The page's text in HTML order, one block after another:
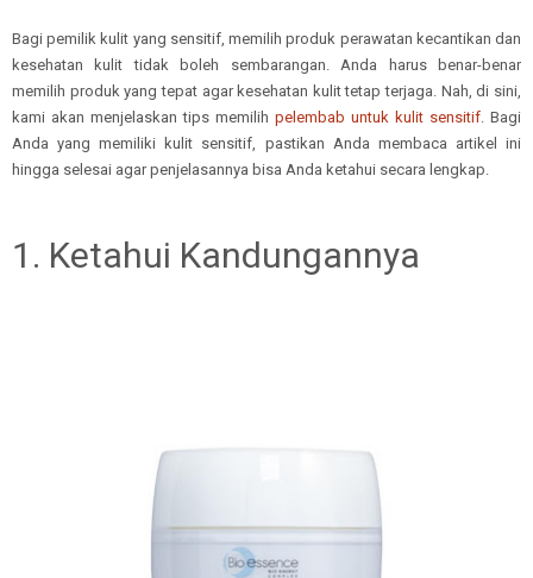
Bagi pemilik kulit yang sensitif, memilih produk perawatan kecantikan dan
kesehatan kulit tidak boleh sembarangan. Anda harus benar-benar
memilih produk yang tepat agar kesehatan kulit tetap terjaga. Nah, di sini,
kami akan menjelaskan tips memilih pelembab untuk kulit sensitif . Bagi
Anda yang memiliki kulit sensitif, pastikan Anda membaca artikel ini
hingga selesai agar penjelasannya bisa Anda ketahui secara lengkap.
1. Ketahui Kandungannya